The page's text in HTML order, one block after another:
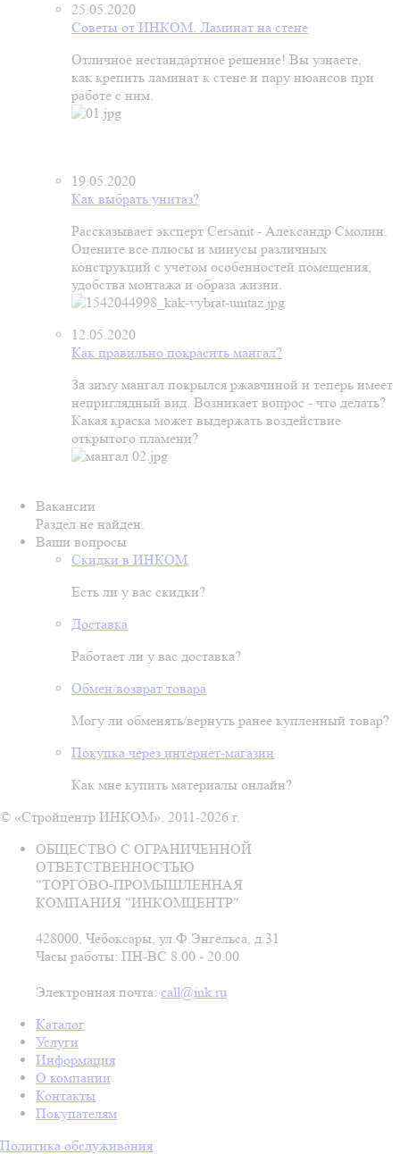
25.05.2020
Советы от ИНКОМ. Ламинат на стене
Отличное нестандартное решение! Вы узнаете,
как крепить ламинат к стене и пару нюансов при
работе с ним.
19.05.2020
Как выбрать унитаз?
Рассказывает эксперт Cersanit - Александр Смолин.
Оцените все плюсы и минусы различных
конструкций с учетом особенностей помещения,
удобства монтажа и образа жизни.
12.05.2020
Как правильно покрасить мангал?
За зиму мангал покрылся ржавчиной и теперь имеет
неприглядный вид. Возникает вопрос - что делать?
Какая краска может выдержать воздействие
открытого пламени?
Вакансии
Раздел не найден.
Ваши вопросы
Скидки в ИНКОМ
Есть ли у вас скидки?
Доставка
Работает ли у вас доставка?
Обмен/возврат товара
Могу ли обменять/вернуть ранее купленный товар?
Покупка через интернет-магазин
Как мне купить материалы онлайн?
© «Стройцентр ИНКОМ», 2011-2026 г.
ОБЩЕСТВО С ОГРАНИЧЕННОЙ
ОТВЕТСТВЕННОСТЬЮ
"ТОРГОВО-ПРОМЫШЛЕННАЯ
КОМПАНИЯ "ИНКОМЦЕНТР"
428000, Чебоксары, ул.Ф.Энгельса, д.31
Часы работы: ПН-ВС 8.00 - 20.00
Электронная почта: call@ink.ru
Каталог
Услуги
Информация
О компании
Контакты
Покупателям
Политика обслуживания